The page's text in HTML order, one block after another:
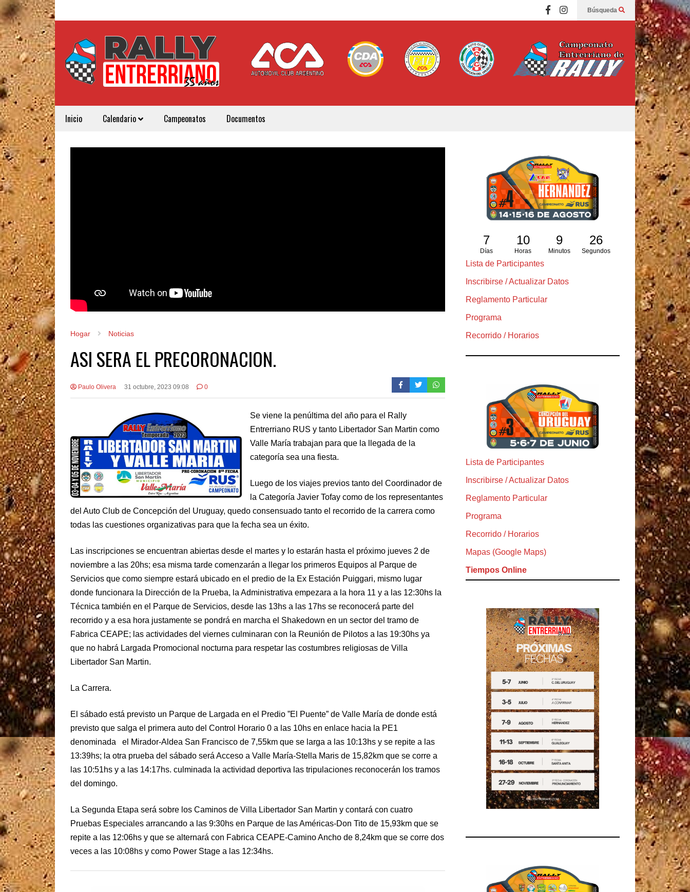
Búsqueda
Inicio Calendario Campeonatos Documentos
Hogar Noticias
ASI SERA EL PRECORONACION.
Paulo Olivera 31 octubre, 2023 09:08 0
Se viene la penúltima del año para el Rally
Entrerriano RUS y tanto Libertador San Martin como
Valle María trabajan para que la llegada de la
categoría sea una fiesta.
Luego de los viajes previos tanto del Coordinador de
la Categoría Javier Tofay como de los representantes
del Auto Club de Concepción del Uruguay, quedo consensuado tanto el recorrido de la carrera como
todas las cuestiones organizativas para que la fecha sea un éxito.
Las inscripciones se encuentran abiertas desde el martes y lo estarán hasta el próximo jueves 2 de
noviembre a las 20hs; esa misma tarde comenzarán a llegar los primeros Equipos al Parque de
Servicios que como siempre estará ubicado en el predio de la Ex Estación Puiggari, mismo lugar
donde funcionara la Dirección de la Prueba, la Administrativa empezara a la hora 11 y a las 12:30hs la
Técnica también en el Parque de Servicios, desde las 13hs a las 17hs se reconocerá parte del
recorrido y a esa hora justamente se pondrá en marcha el Shakedown en un sector del tramo de
Fabrica CEAPE; las actividades del viernes culminaran con la Reunión de Pilotos a las 19:30hs ya
que no habrá Largada Promocional nocturna para respetar las costumbres religiosas de Villa
Libertador San Martin.
La Carrera.
El sábado está previsto un Parque de Largada en el Predio ”El Puente” de Valle María de donde está
previsto que salga el primera auto del Control Horario 0 a las 10hs en enlace hacia la PE1
denominada el Mirador-Aldea San Francisco de 7,55km que se larga a las 10:13hs y se repite a las
13:39hs; la otra prueba del sábado será Acceso a Valle María-Stella Maris de 15,82km que se corre a
las 10:51hs y a las 14:17hs. culminada la actividad deportiva las tripulaciones reconocerán los tramos
del domingo.
La Segunda Etapa será sobre los Caminos de Villa Libertador San Martin y contará con cuatro
Pruebas Especiales arrancando a las 9:30hs en Parque de las Américas-Don Tito de 15,93km que se
repite a las 12:06hs y que se alternará con Fabrica CEAPE-Camino Ancho de 8,24km que se corre dos
veces a las 10:08hs y como Power Stage a las 12:34hs.
7
Días
10
Horas
9
Minutos
25
Segundos
Lista de Participantes
Inscribirse / Actualizar Datos
Reglamento Particular
Programa
Recorrido / Horarios
Lista de Participantes
Inscribirse / Actualizar Datos
Reglamento Particular
Programa
Recorrido / Horarios
Mapas (Google Maps)
Tiempos Online